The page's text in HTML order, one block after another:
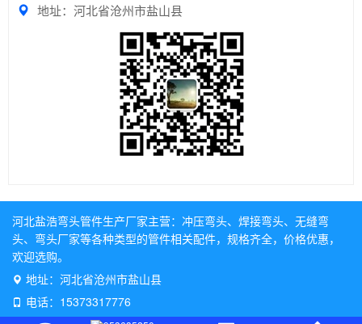
地址：河北省沧州市盐山县
河北盐浩弯头管件生产厂家主营： 冲压弯头、 焊接弯头、 无缝弯
头、 弯头厂家等各种类型的管件相关配件，规格齐全，价格优惠，
欢迎选购。
地址：河北省沧州市盐山县
电话：15373317776